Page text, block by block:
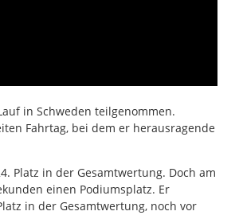
in Schweden teilgenommen.
Fahrtag, bei dem er herausragende
Platz in der Gesamtwertung. Doch am
einen Podiumsplatz. Er
in der Gesamtwertung, noch vor